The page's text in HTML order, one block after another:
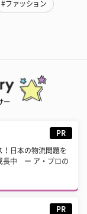
#ファッション
ー
PR
！日本の物流問題を
長中 ー ア・プロの
PR